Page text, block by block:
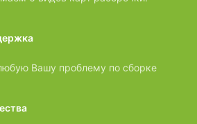
Вашу проблему по сборке